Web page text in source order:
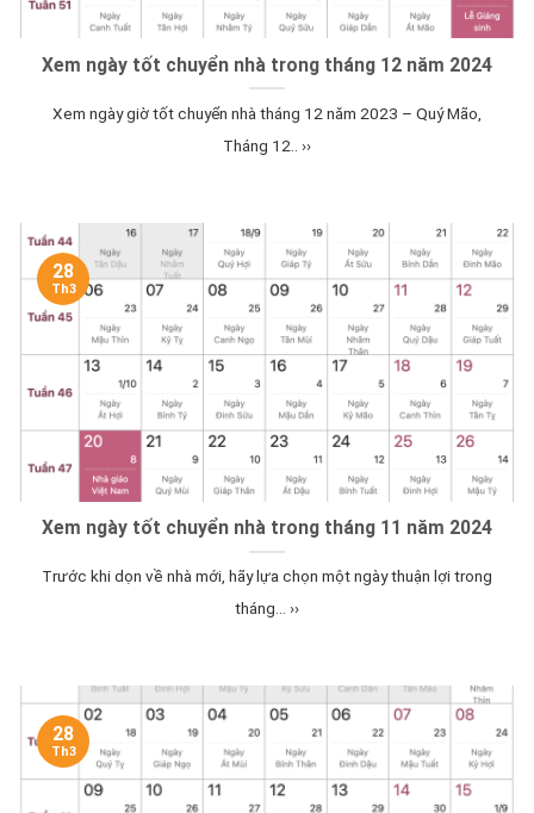
Xem ngày tốt chuyển nhà trong tháng 12 năm 2024
Xem ngày giờ tốt chuyển nhà tháng 12 năm 2023 – Quý Mão,
Tháng 12.. ››
Xem ngày tốt chuyển nhà trong tháng 11 năm 2024
Trước khi dọn về nhà mới, hãy lựa chọn một ngày thuận lợi trong
tháng... ››
28
Th3
28
Th3